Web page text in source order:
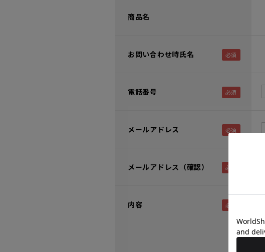
商品名
お問い合わせ時氏名
電話番号
メールアドレス
メールアドレス（確認）
内容